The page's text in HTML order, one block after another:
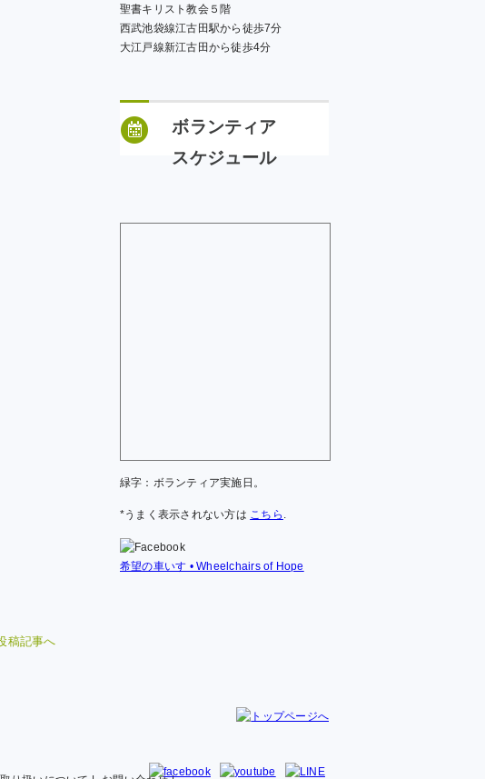
稿記事へ
聖書キリスト教会５階
西武池袋線江古田駅から徒歩7分
大江戸線新江古田から徒歩4分
ボランティア
スケジュール
緑字：ボランティア実施日。
*うまく表示されない方は こちら .
希望の車いす • Wheelchairs of Hope